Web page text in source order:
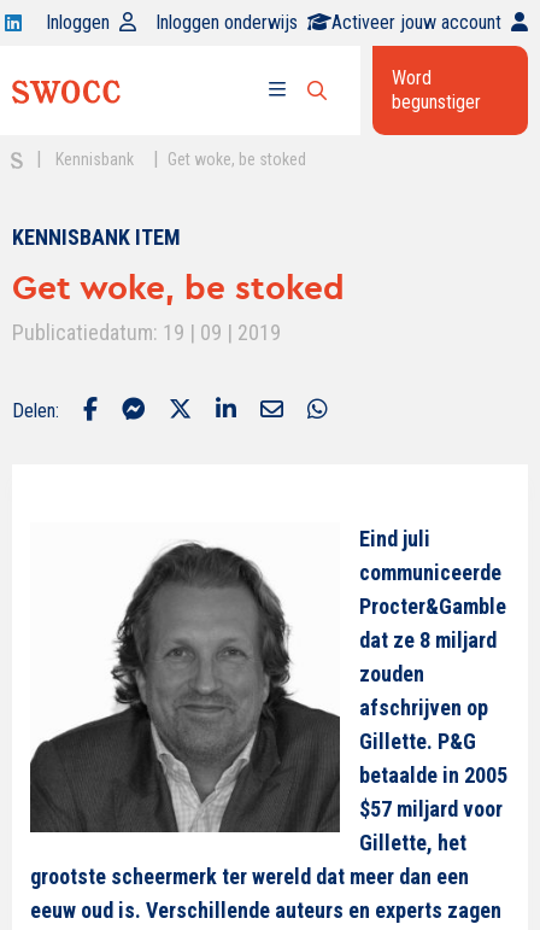
Open
op
Inloggen Inloggen onderwijs Activeer jouw account
menu
Open
zoekbalk
Word
begunstiger
Kennisbank Get woke, be stoked
KENNISBANK ITEM
Get woke, be stoked
Publicatiedatum: 19 | 09 | 2019
Delen:
Eind juli
communiceerde
Procter&Gamble
dat ze 8 miljard
zouden
afschrijven op
Gillette. P&G
betaalde in 2005
$57 miljard voor
Gillette, het
grootste scheermerk ter wereld dat meer dan een
eeuw oud is. Verschillende auteurs en experts zagen